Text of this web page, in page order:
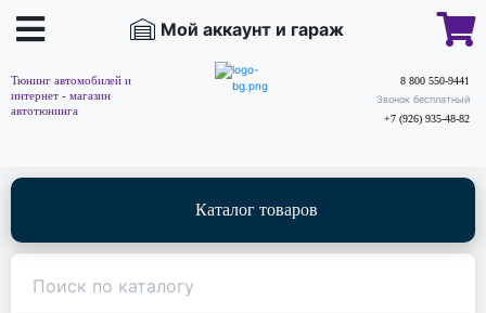
Мой аккаунт и гараж
Тюнинг автомобилей и
интернет - магазин
автотюнинга
8 800 550-9441
Звонок бесплатный
+7 (926) 935-48-82
Каталог товаров